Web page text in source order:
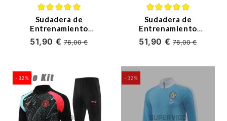
Sudadera de
Entrenamiento
Manchester City
Naranja 2023/2024
51,90 €76,00 €
Sudadera de
Entrenamiento
Manchester City
2023/2024 Niño Kit
51,90 €76,00 €
-32% -32%